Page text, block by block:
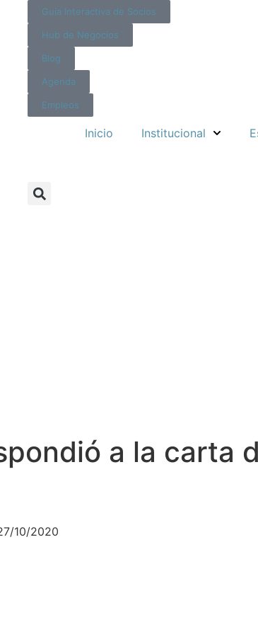
Guía Interactiva de Socios
Hub de Negocios
Blog
Agenda
Empleos
Inicio Institucional
a la carta
10/2020